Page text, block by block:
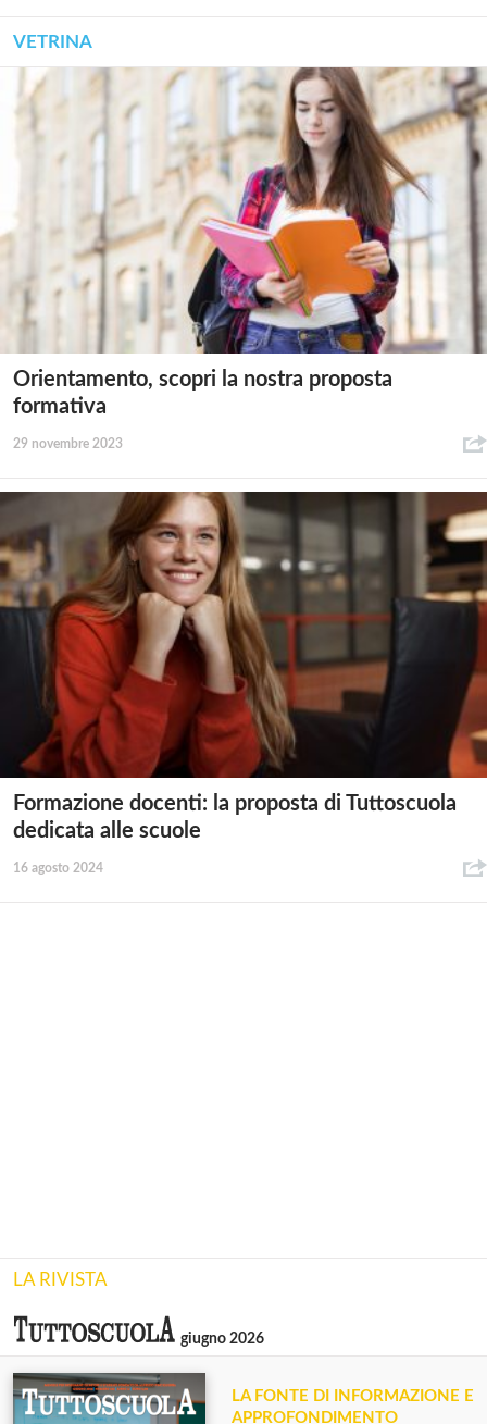
VETRINA
Orientamento, scopri la nostra proposta
formativa
29 novembre 2023
Formazione docenti: la proposta di Tuttoscuola
dedicata alle scuole
16 agosto 2024
LA RIVISTA
giugno 2026
LA FONTE DI INFORMAZIONE E
APPROFONDIMENTO